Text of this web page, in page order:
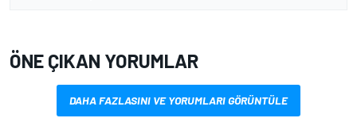
ÖNE ÇIKAN YORUMLAR
DAHA FAZLASINI VE YORUMLARI GÖRÜNTÜLE